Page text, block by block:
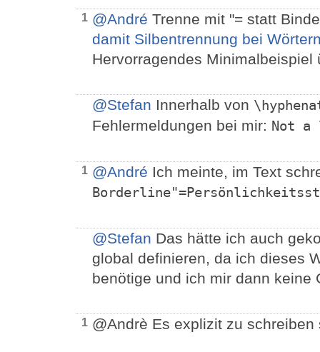
1 @André Trenne mit "= statt
damit Silbentrennung bei
Hervorragendes Minimalbeispiel
@Stefan Innerhalb von
Fehlermeldungen bei mir: Not a
1 @André Ich meinte, im Text
@Stefan Das hätte ich auch
global definieren, da ich dieses
benötige und ich mir dann keine
1 @Andrè Es explizit zu